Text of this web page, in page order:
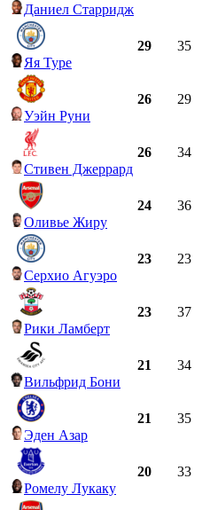
Даниел Старридж
Яя Туре
29 35
Уэйн Руни
26 29
Стивен Джеррард
26 34
Оливье Жиру
24 36
Серхио Агуэро
23 23
Рики Ламберт
23 37
Вильфрид Бони
21 34
Эден Азар
21 35
Ромелу Лукаку
20 33